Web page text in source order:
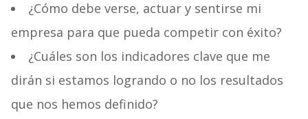
¿Cómo debe verse, actuar y sentirse mi
empresa para que pueda competir con éxito?
¿Cuáles son los indicadores clave que me
dirán si estamos logrando o no los resultados
que nos hemos definido?